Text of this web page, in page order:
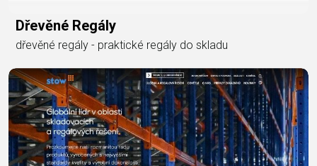
Dřevěné Regály
dřevěné regály - praktické regály do skladu